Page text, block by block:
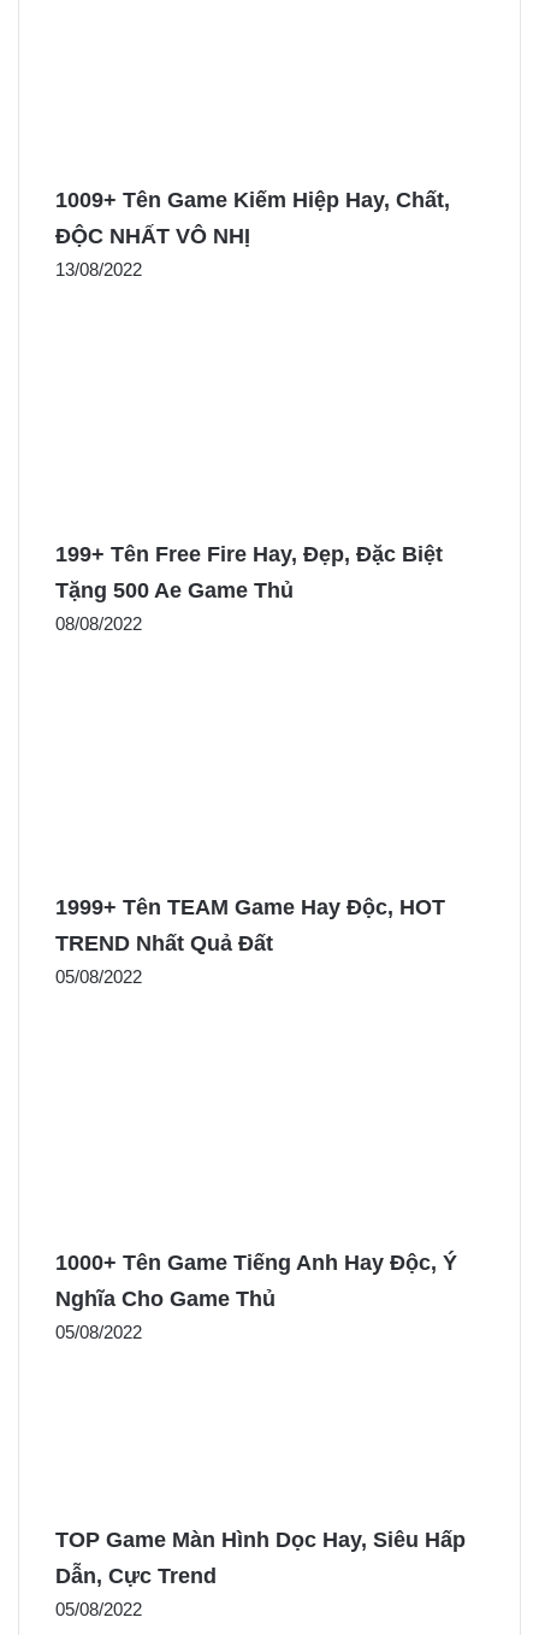
1009+ Tên Game Kiếm Hiệp Hay, Chất,
ĐỘC NHẤT VÔ NHỊ
13/08/2022
199+ Tên Free Fire Hay, Đẹp, Đặc Biệt
Tặng 500 Ae Game Thủ
08/08/2022
1999+ Tên TEAM Game Hay Độc, HOT
TREND Nhất Quả Đất
05/08/2022
1000+ Tên Game Tiếng Anh Hay Độc, Ý
Nghĩa Cho Game Thủ
05/08/2022
TOP Game Màn Hình Dọc Hay, Siêu Hấp
Dẫn, Cực Trend
05/08/2022